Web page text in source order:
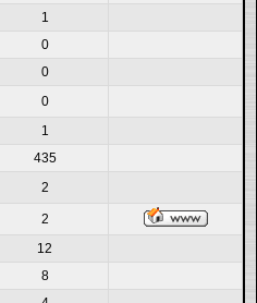
1
0
0
0
1
435
2
2
12
8